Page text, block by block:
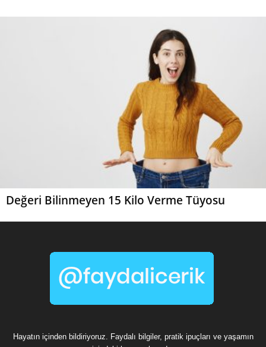
Değeri Bilinmeyen 15 Kilo Verme Tüyosu
Hayatın içinden bildiriyoruz. Faydalı bilgiler, pratik ipuçları ve yaşamın